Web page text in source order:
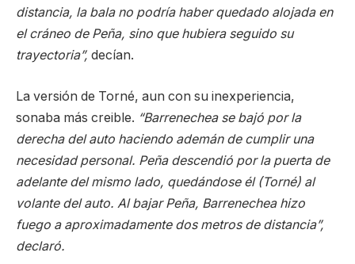
distancia, la bala no podría haber quedado alojada en
el cráneo de Peña, sino que hubiera seguido su
trayectoria”, decían.
La versión de Torné, aun con su inexperiencia,
sonaba más creible. “Barrenechea se bajó por la
derecha del auto haciendo ademán de cumplir una
necesidad personal. Peña descendió por la puerta de
adelante del mismo lado, quedándose él (Torné) al
volante del auto. Al bajar Peña, Barrenechea hizo
fuego a aproximadamente dos metros de distancia”,
declaró.